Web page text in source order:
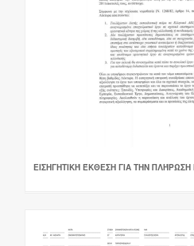
ΕΙΣΗΓΗΤΙΚΉ ΈΚΘΕΣΗ ΓΙΑ ΤΗΝ